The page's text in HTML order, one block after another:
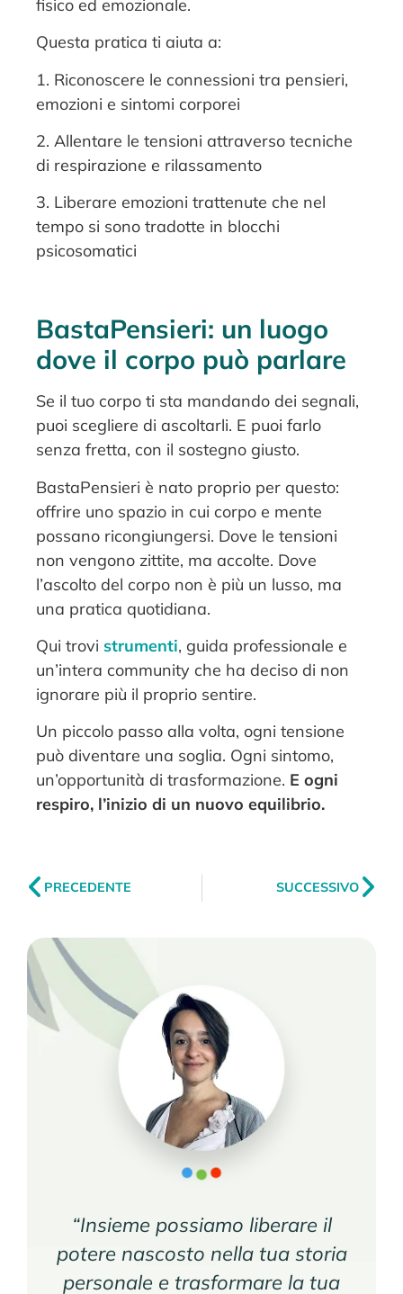
fisico ed emozionale.
Questa pratica ti aiuta a:
1. Riconoscere le connessioni tra pensieri,
emozioni e sintomi corporei
2. Allentare le tensioni attraverso tecniche
di respirazione e rilassamento
3. Liberare emozioni trattenute che nel
tempo si sono tradotte in blocchi
psicosomatici
BastaPensieri: un luogo
dove il corpo può parlare
Se il tuo corpo ti sta mandando dei segnali,
puoi scegliere di ascoltarli. E puoi farlo
senza fretta, con il sostegno giusto.
BastaPensieri è nato proprio per questo:
offrire uno spazio in cui corpo e mente
possano ricongiungersi. Dove le tensioni
non vengono zittite, ma accolte. Dove
l’ascolto del corpo non è più un lusso, ma
una pratica quotidiana.
Qui trovi strumenti, guida professionale e
un’intera community che ha deciso di non
ignorare più il proprio sentire.
Un piccolo passo alla volta, ogni tensione
può diventare una soglia. Ogni sintomo,
un’opportunità di trasformazione. E ogni
respiro, l’inizio di un nuovo equilibrio.
PRECEDENTE SUCCESSIVO
“Insieme possiamo liberare il
potere nascosto nella tua storia
personale e trasformare la tua